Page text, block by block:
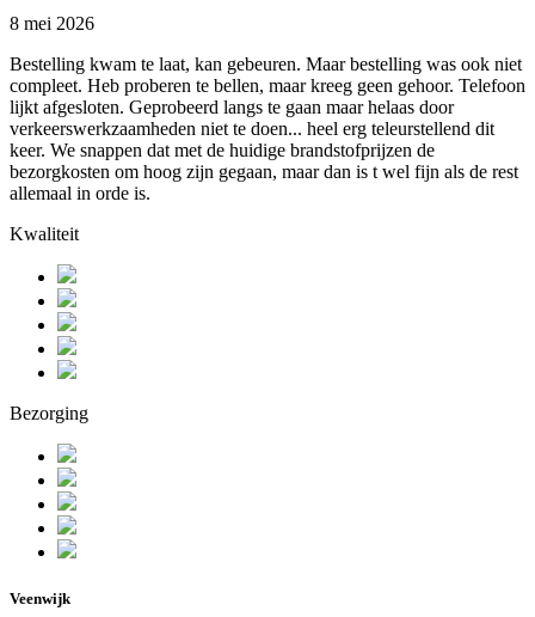
8 mei 2026
Bestelling kwam te laat, kan gebeuren. Maar bestelling was ook niet
compleet. Heb proberen te bellen, maar kreeg geen gehoor. Telefoon
lijkt afgesloten. Geprobeerd langs te gaan maar helaas door
verkeerswerkzaamheden niet te doen... heel erg teleurstellend dit
keer. We snappen dat met de huidige brandstofprijzen de
bezorgkosten om hoog zijn gegaan, maar dan is t wel fijn als de rest
allemaal in orde is.
Kwaliteit
Bezorging
Veenwijk